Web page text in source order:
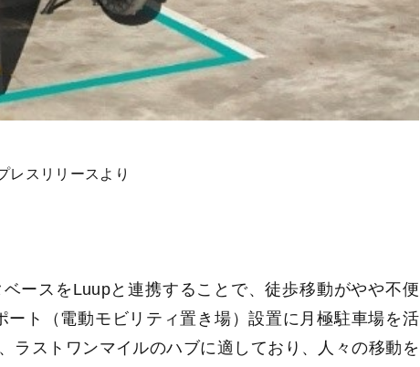
レスリリースより
ースをLuupと連携することで、徒歩移動がやや不便
ート（電動モビリティ置き場）設置に月極駐車場を活
ラストワンマイルのハブに適しており、人々の移動を